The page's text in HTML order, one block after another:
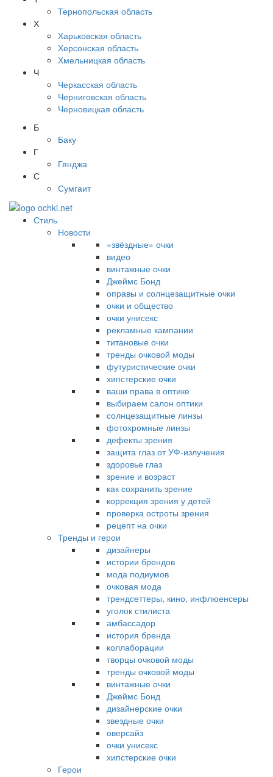
Тернопольская область
Х
Харьковская область
Херсонская область
Хмельницкая область
Ч
Черкасская область
Черниговская область
Черновицкая область
Б
Баку
Г
Гянджа
С
Сумгаит
Стиль
Новости
«звёздные» очки
видео
винтажные очки
Джеймс Бонд
оправы и солнцезащитные очки
очки и общество
очки унисекс
рекламные кампании
титановые очки
тренды очковой моды
футуристические очки
хипстерские очки
ваши права в оптике
выбираем салон оптики
солнцезащитные линзы
фотохромные линзы
дефекты зрения
защита глаз от УФ-излучения
здоровье глаз
зрение и возраст
как сохранить зрение
коррекция зрения у детей
проверка остроты зрения
рецепт на очки
Тренды и герои
дизайнеры
истории брендов
мода подиумов
очковая мода
трендсеттеры, кино, инфлюенсеры
уголок стилиста
амбассадор
история бренда
коллаборации
творцы очковой моды
тренды очковой моды
винтажные очки
Джеймс Бонд
дизайнерские очки
звездные очки
оверсайз
очки унисекс
хипстерские очки
Герои